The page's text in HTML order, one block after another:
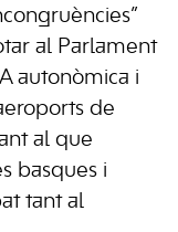
al Parlament
autonòmica i
de
al que
basques i
tant al